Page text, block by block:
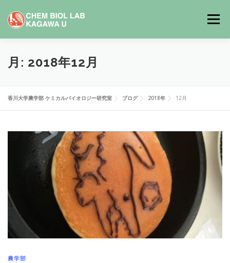
メニュー
ホーム メンバー
メモ リンク ENGLISH
月: 2018年12月
香川大学農学部 ケミカルバイオロジー研究室 ブログ 2018年 12月
農学部